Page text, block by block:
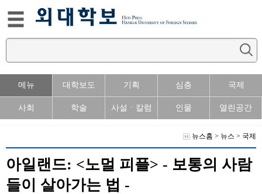
메뉴 대학보도 기획 심층 국제
사회 학술 사설ㆍ칼럼 인물 열린공간
뉴스홈 > 뉴스 > 국제
아일랜드: <노멀 피플> - 보통의 사람
들이 살아가는 법 -